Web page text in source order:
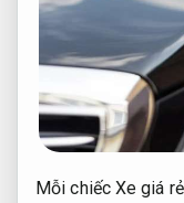
Mỗi chiếc Xe giá